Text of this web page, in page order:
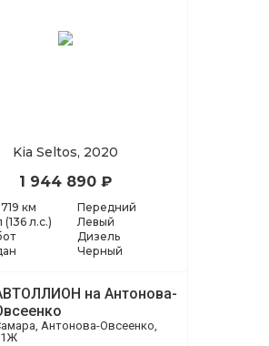
Kia Seltos, 2020
1 944 890 ₽
км
(136 л.с.)
Передний
Левый
Дизель
Черный
на Антонова-
Антонова-Овсеенко,